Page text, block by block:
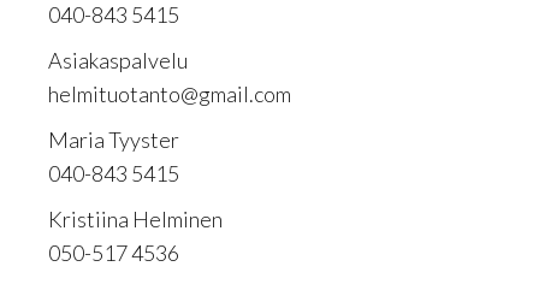
040-843 5415
Asiakaspalvelu
helmituotanto@gmail.com
Maria Tyyster
040-843 5415
Kristiina Helminen
050-517 4536